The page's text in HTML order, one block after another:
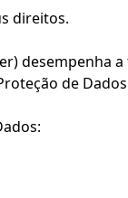
direitos.
desempenha
de Dados